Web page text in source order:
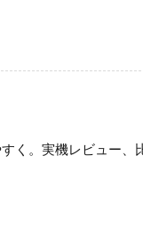
く。実機レビュー、